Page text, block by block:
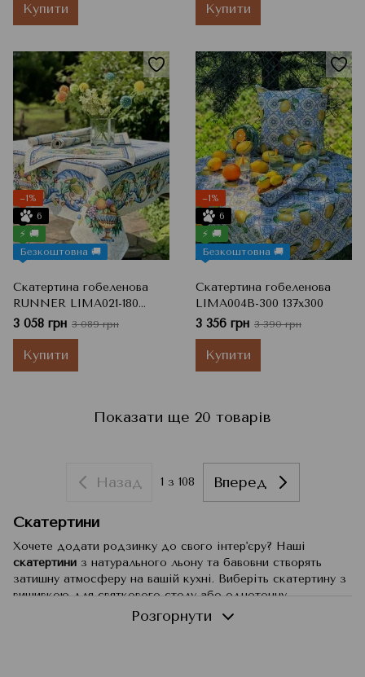
Купити Купити
−1%
6
⚡ 🚚
Безкоштовна 🚚
Скатертина гобеленова
RUNNER LIMA021-180
(137х180)
3 058 грн 3 089 грн
Купити
−1%
6
⚡ 🚚
Безкоштовна 🚚
Скатертина гобеленова
LIMA004B-300 137х300
3 356 грн 3 390 грн
Купити
Показати ще 20 товарів
Назад 1 з 108 Вперед
Скатертини
Хочете додати родзинку до свого інтер'єру? Наші
скатертини з натурального льону та бавовни створять
затишну атмосферу на вашій кухні. Виберіть скатертину з
вишивкою для святкового столу або однотонну
скатертину для повсякденного використання. Ми
пропонуємо широкий асортимент розмірів та кольорів,
Розгорнути